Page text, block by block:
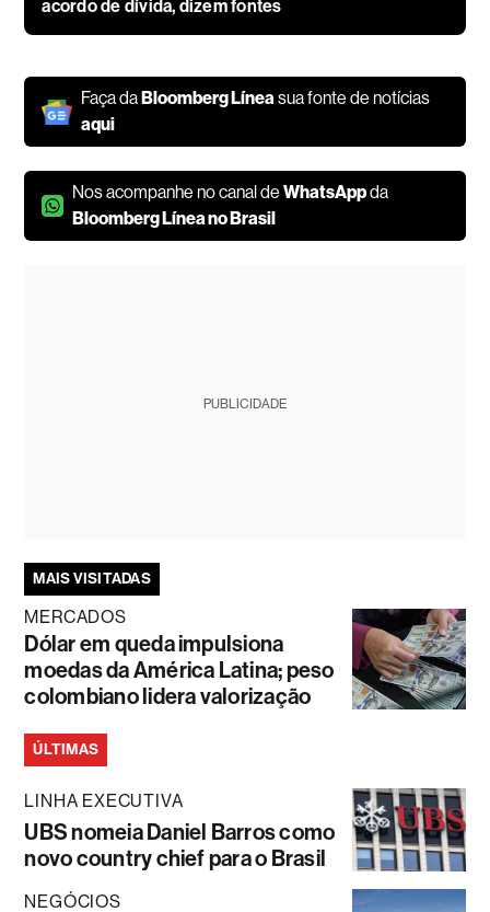
acordo de dívida, dizem fontes
Faça da Bloomberg Líneasua fonte de notícias
aqui
Nos acompanhe no canal deWhatsAppda
Bloomberg Línea no Brasil
PUBLICIDADE
MAIS VISITADAS
MERCADOS
Dólar em queda impulsiona
moedas da América Latina; peso
colombiano lidera valorização
ÚLTIMAS
LINHA EXECUTIVA
UBS nomeia Daniel Barros como
novo country chief para o Brasil
NEGÓCIOS